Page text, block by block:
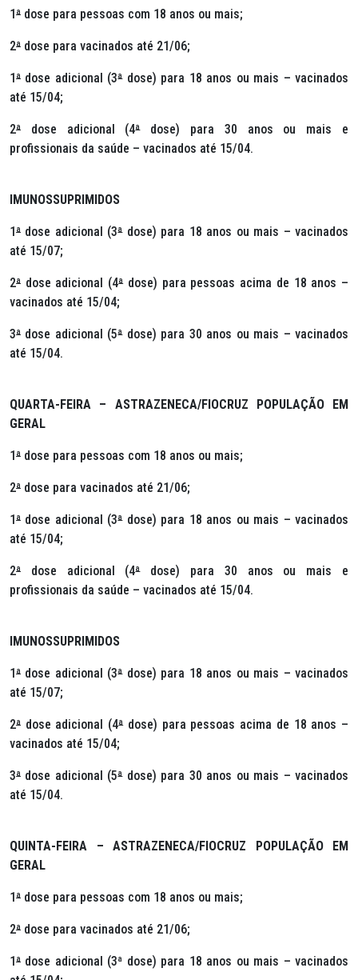
1ª dose para pessoas com 18 anos ou mais;
2ª dose para vacinados até 21/06;
1ª dose adicional (3ªdose) para 18 anos ou mais – vacinados
até 15/04;
2ª dose adicional (4ªdose) para 30 anos ou mais e
profissionais da saúde – vacinados até 15/04.
IMUNOSSUPRIMIDOS
1ª dose adicional (3ªdose) para 18 anos ou mais – vacinados
até 15/07;
2ª dose adicional (4ªdose) para pessoas acima de 18 anos –
vacinados até 15/04;
3ª dose adicional (5ªdose) para 30 anos ou mais – vacinados
até 15/04.
QUARTA-FEIRA – ASTRAZENECA/FIOCRUZ POPULAÇÃO EM
GERAL
1ª dose para pessoas com 18 anos ou mais;
2ª dose para vacinados até 21/06;
1ª dose adicional (3ªdose) para 18 anos ou mais – vacinados
até 15/04;
2ª dose adicional (4ªdose) para 30 anos ou mais e
profissionais da saúde – vacinados até 15/04.
IMUNOSSUPRIMIDOS
1ª dose adicional (3ªdose) para 18 anos ou mais – vacinados
até 15/07;
2ª dose adicional (4ªdose) para pessoas acima de 18 anos –
vacinados até 15/04;
3ª dose adicional (5ªdose) para 30 anos ou mais – vacinados
até 15/04.
QUINTA-FEIRA – ASTRAZENECA/FIOCRUZ POPULAÇÃO EM
GERAL
1ª dose para pessoas com 18 anos ou mais;
2ª dose para vacinados até 21/06;
1ª dose adicional (3ª dose) para 18 anos ou mais – vacinados